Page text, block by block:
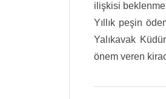
ilişkisi
Yıllık peşin
Yalıkavak
önem veren